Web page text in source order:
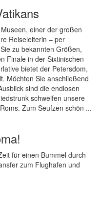
einer der großen
Reiseleiterin – per
zu bekannten Größen,
Finale in der Sixtinischen
bietet der Petersdom,
Möchten Sie anschließend
sind die endlosen
schweifen unsere
Zum Seufzen schön ...
für einen Bummel durch
zum Flughafen und